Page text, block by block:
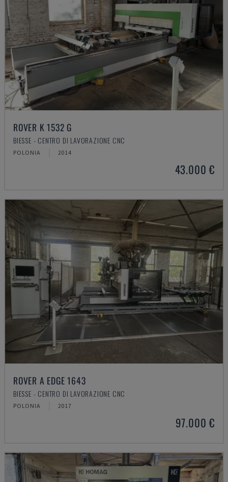
ROVER K 1532 G
BIESSE - CENTRO DI LAVORAZIONE CNC
POLONIA 2014
43.000 €
ROVER A EDGE 1643
BIESSE - CENTRO DI LAVORAZIONE CNC
POLONIA 2017
97.000 €